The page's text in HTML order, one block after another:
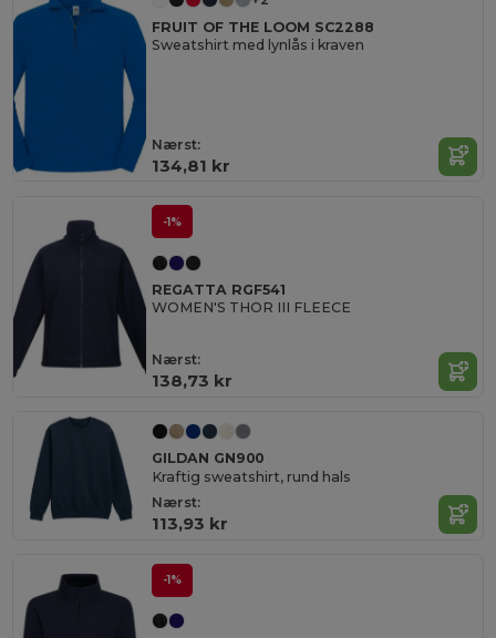
FRUIT OF THE LOOM SC2288
Sweatshirt med lynlås i kraven
Nærst:
134,81 kr
-1%
REGATTA RGF541
WOMEN'S THOR III FLEECE
Nærst:
138,73 kr
GILDAN GN900
Kraftig sweatshirt, rund hals
Nærst:
113,93 kr
-1%